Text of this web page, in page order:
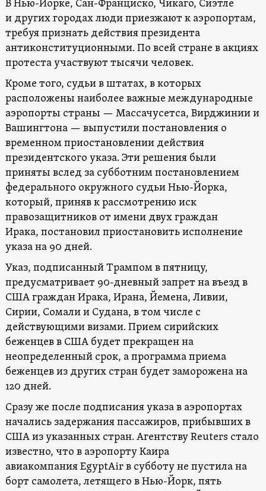
В Нью-Йорке, Сан-Франциско, Чикаго, Сиэтле
и других городах люди приезжают к аэропортам,
требуя признать действия президента
антиконституционными. По всей стране в акциях
протеста участвуют тысячи человек.
Кроме того, судьи в штатах, в которых
расположены наиболее важные международные
аэропорты страны — Массачусетса, Вирджинии и
Вашингтона — выпустили постановления о
временном приостановлении действия
президентского указа. Эти решения были
приняты вслед за субботним постановлением
федерального окружного судьи Нью-Йорка,
который, приняв к рассмотрению иск
правозащитников от имени двух граждан
Ирака, постановил приостановить исполнение
указа на 90 дней.
Указ, подписанный Трампом в пятницу,
предусматривает 90-дневный запрет на въезд в
США граждан Ирака, Ирана, Йемена, Ливии,
Сирии, Сомали и Судана, в том числе с
действующими визами. Прием сирийских
беженцев в США будет прекращен на
неопределенный срок, а программа приема
беженцев из других стран будет заморожена на
120 дней.
Сразу же после подписания указа в аэропортах
начались задержания пассажиров, прибывших в
США из указанных стран. Агентству Reuters стало
известно, что в аэропорту Каира
авиакомпания EgyptAir в субботу не пустила на
борт самолета, летящего в Нью-Йорк, пять